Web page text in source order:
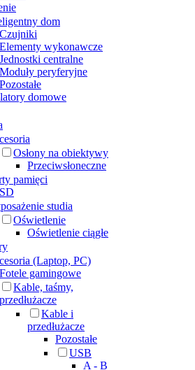
dom
Czujniki
Elementy wykonawcze
Jednostki centralne
Moduły peryferyjne
Pozostałe
domowe
Osłony na obiektywy
Przeciwsłoneczne
pamięci
SD
studia
Oświetlenie
Oświetlenie ciągłe
(Laptop, PC)
Fotele gamingowe
Kable, taśmy,
przedłużacze
Kable i
przedłużacze
Pozostałe
USB
A - B